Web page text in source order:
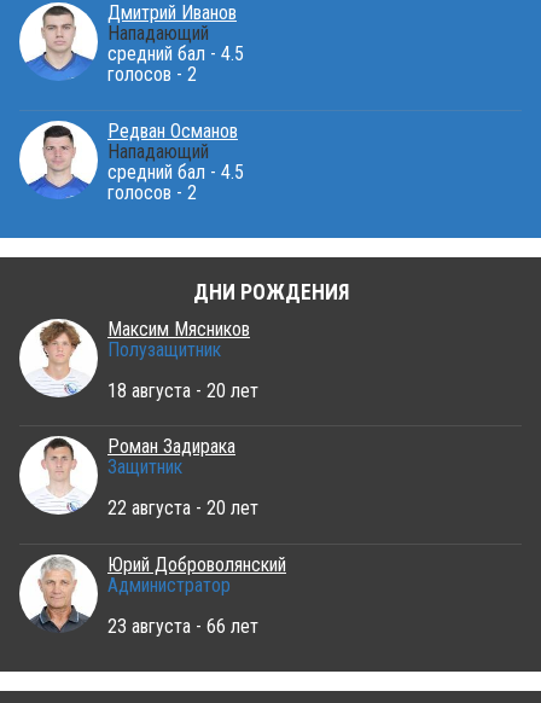
Дмитрий Иванов
Нападающий
средний бал - 4.5
голосов - 2
Редван Османов
Нападающий
средний бал - 4.5
голосов - 2
ДНИ РОЖДЕНИЯ
Максим Мясников
Полузащитник
18 августа - 20 лет
Роман Задирака
Защитник
22 августа - 20 лет
Юрий Доброволянский
Администратор
23 августа - 66 лет